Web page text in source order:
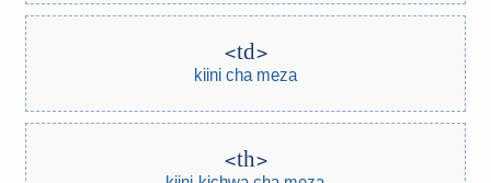
td
kiini cha meza
th